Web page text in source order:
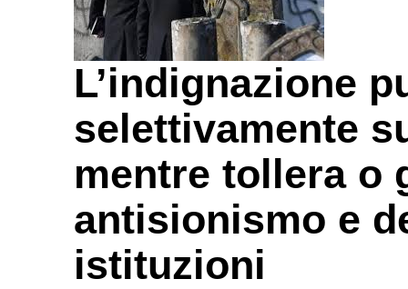
L’indignazione
selettivamente
mentre tollera o
antisionismo e
istituzioni